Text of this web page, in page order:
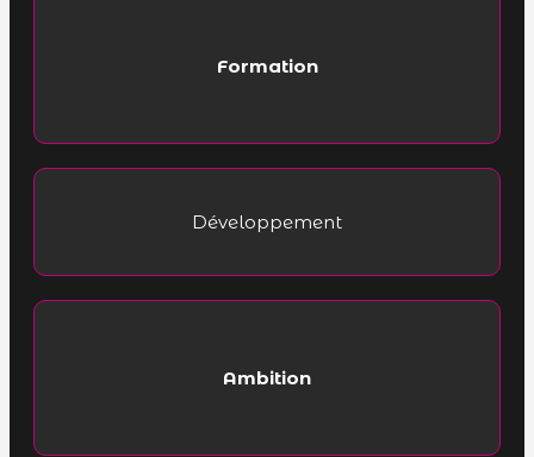
Formation
Développement
Ambition